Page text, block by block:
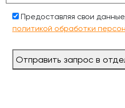
Предоставляя свои
политикой обработки
Отправить запрос в